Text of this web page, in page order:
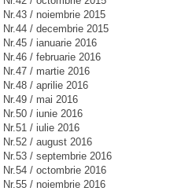
Nr.43 / noiembrie 2015
Nr.44 / decembrie 2015
Nr.45 / ianuarie 2016
Nr.46 / februarie 2016
Nr.47 / martie 2016
Nr.48 / aprilie 2016
Nr.49 / mai 2016
Nr.50 / iunie 2016
Nr.51 / iulie 2016
Nr.52 / august 2016
Nr.53 / septembrie 2016
Nr.54 / octombrie 2016
Nr.55 / noiembrie 2016